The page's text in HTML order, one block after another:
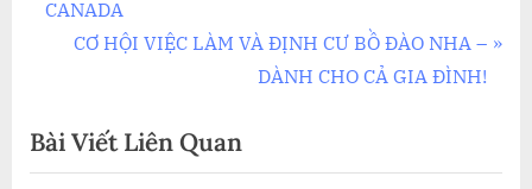
hướng
viết
r
o
u
CANADA
N
t
P
CƠ HỘI VIỆC LÀM VÀ ĐỊNH CƯ BỒ ĐÀO NHA –
DÀNH CHO CẢ GIA ĐÌNH!
Bài Viết Liên Quan